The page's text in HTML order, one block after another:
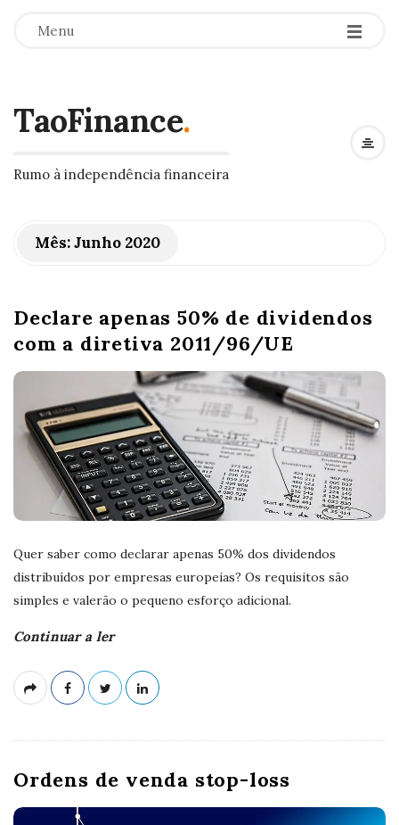
Menu
TaoFinance.
Rumo à independência financeira
Mês:Junho 2020
Declare apenas 50% de dividendos
com a diretiva 2011/96/UE
Quer saber como declarar apenas 50% dos dividendos
distribuídos por empresas europeias? Os requisitos são
simples e valerão o pequeno esforço adicional.
Continuar a ler
Ordens de venda stop-loss